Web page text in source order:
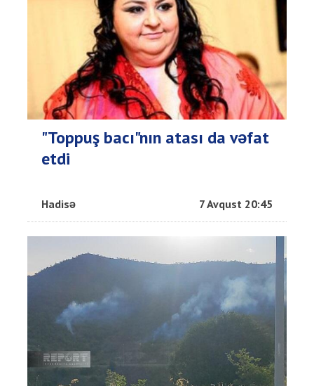
"Toppuş bacı"nın atası da vəfat
etdi
Hadisə 7 Avqust 20:45